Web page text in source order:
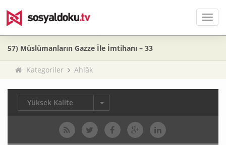
Menü
57) Müslümanların Gazze İle İmtihanı – 33
Kategoriler Ahlâk
Yüksek Kalite